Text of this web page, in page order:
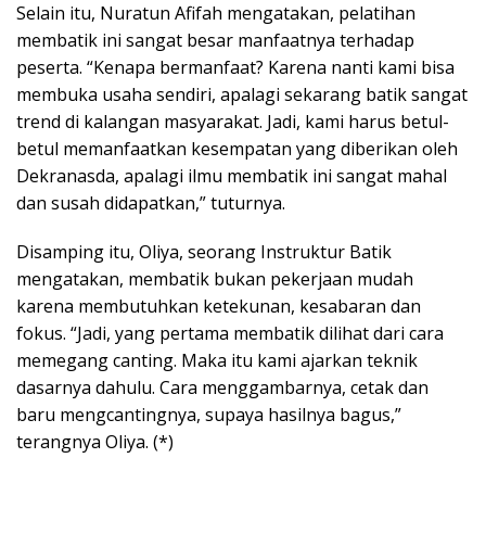
Selain itu, Nuratun Afifah mengatakan, pelatihan
membatik ini sangat besar manfaatnya terhadap
peserta. “Kenapa bermanfaat? Karena nanti kami bisa
membuka usaha sendiri, apalagi sekarang batik sangat
trend di kalangan masyarakat. Jadi, kami harus betul-
betul memanfaatkan kesempatan yang diberikan oleh
Dekranasda, apalagi ilmu membatik ini sangat mahal
dan susah didapatkan,” tuturnya.
Disamping itu, Oliya, seorang Instruktur Batik
mengatakan, membatik bukan pekerjaan mudah
karena membutuhkan ketekunan, kesabaran dan
fokus. “Jadi, yang pertama membatik dilihat dari cara
memegang canting. Maka itu kami ajarkan teknik
dasarnya dahulu. Cara menggambarnya, cetak dan
baru mengcantingnya, supaya hasilnya bagus,”
terangnya Oliya. (*)